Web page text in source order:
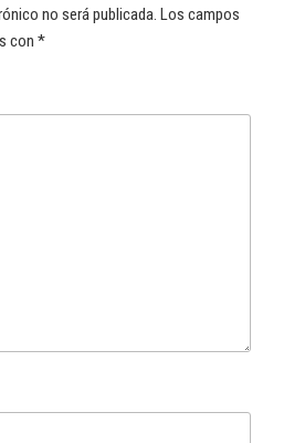
no será publicada. Los campos
con *